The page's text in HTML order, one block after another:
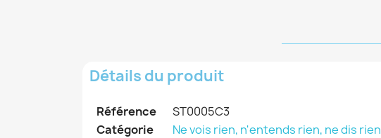
Détails du produit
Référence
ST0005C3
Catégorie
Ne vois rien, n'entends rien, ne dis rien